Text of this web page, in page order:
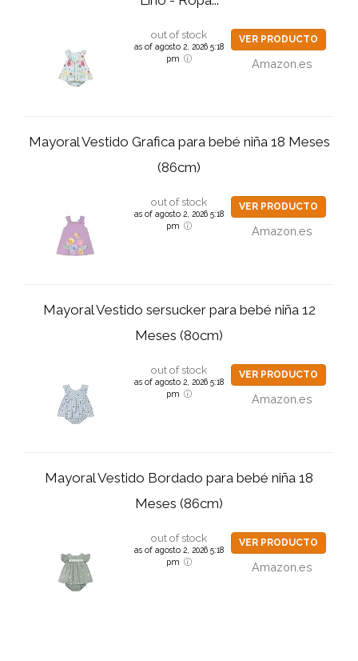
out of stock
as of agosto 2, 2026 5:18
pm
VER PRODUCTO
Amazon.es
Mayoral Vestido Grafica para bebé niña 18 Meses
(86cm)
out of stock
as of agosto 2, 2026 5:18
pm
VER PRODUCTO
Amazon.es
Mayoral Vestido sersucker para bebé niña 12
Meses (80cm)
out of stock
as of agosto 2, 2026 5:18
pm
VER PRODUCTO
Amazon.es
Mayoral Vestido Bordado para bebé niña 18
Meses (86cm)
out of stock
as of agosto 2, 2026 5:18
pm
VER PRODUCTO
Amazon.es